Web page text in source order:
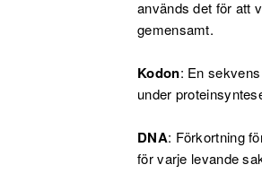
används det för att
gemensamt.
Kodon: En
under
DNA: Förkortning
för varje levande